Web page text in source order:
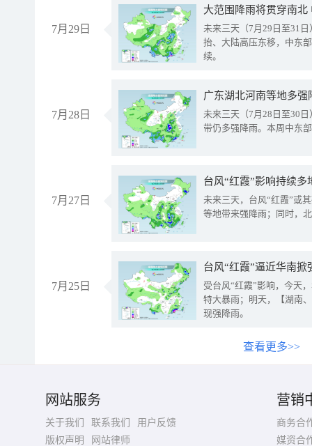
7月29日
大范围降雨将贯穿南
未来三天（7月29日至31
抬、大陆高压东移，中东
续。
7月28日
广东湖北河南等地多
未来三天（7月28日至30
带仍多强降雨。本周中东
7月27日
台风“红霞”影响持续
未来三天，台风“红霞”或
等地带来强降雨；同时，
7月25日
台风“红霞”逼近华南
受台风“红霞”影响，今天
特大暴雨；明天，【湖南
现强降雨。
查看更多>>
网站服务
关于我们 联系我们
用户反馈
版权声明
网站律师
营销
商务合
媒资合